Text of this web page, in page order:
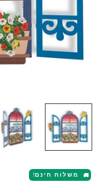
🚚 משלוח חינם!